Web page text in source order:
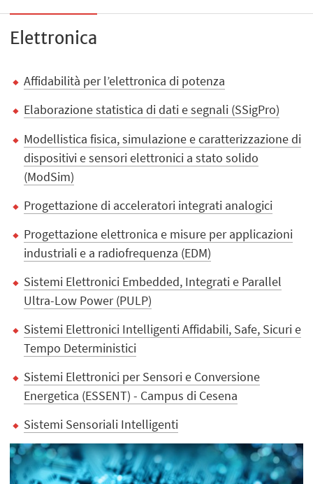
Elettronica
Affidabilità per l’elettronica di potenza
Elaborazione statistica di dati e segnali (SSigPro)
Modellistica fisica, simulazione e caratterizzazione di
dispositivi e sensori elettronici a stato solido
(ModSim)
Progettazione di acceleratori integrati analogici
Progettazione elettronica e misure per applicazioni
industriali e a radiofrequenza (EDM)
Sistemi Elettronici Embedded, Integrati e Parallel
Ultra-Low Power (PULP)
Sistemi Elettronici Intelligenti Affidabili, Safe, Sicuri e
Tempo Deterministici
Sistemi Elettronici per Sensori e Conversione
Energetica (ESSENT) - Campus di Cesena
Sistemi Sensoriali Intelligenti